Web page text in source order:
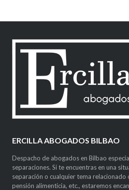
ERCILLA ABOGADOS BILBAO
Despacho de abogados en Bilbao
separaciones. Si te encuentras en una
separación o cualquier tema relacionado
pensión alimenticia, etc., estaremos